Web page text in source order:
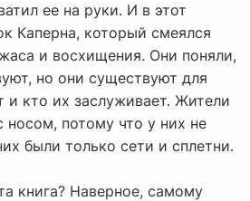
ее на руки. И в этот
Каперна, который смеялся
и восхищения. Они поняли,
но они существуют для
и кто их заслуживает. Жители
носом, потому что у них не
были только сети и сплетни.
книга? Наверное, самому